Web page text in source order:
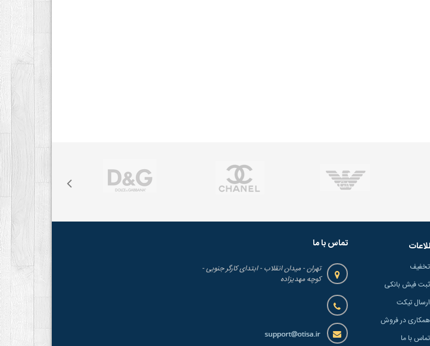
تخفیف
ثبت فیش بانکی
ارسال تیکت
همکاری در فروش
تماس با ما
تماس با ما
تهران - میدان انقلاب - ابتدای کارگر جنوبی -
کوچه مهدیزاده